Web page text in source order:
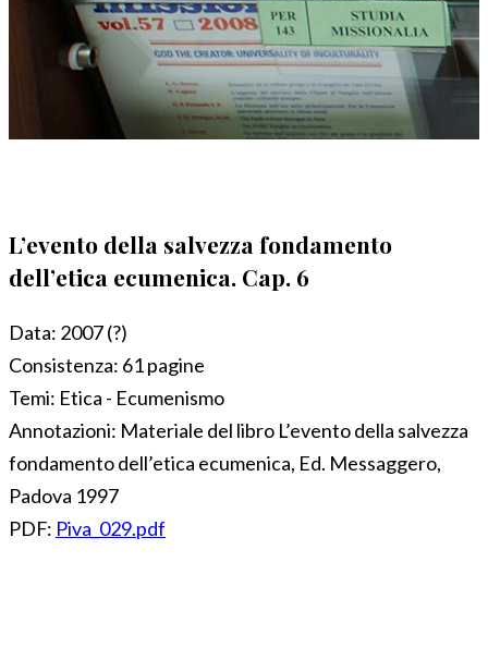
L’evento della salvezza fondamento
dell’etica ecumenica. Cap. 6
Data: 2007 (?)
Consistenza: 61 pagine
Temi: Etica - Ecumenismo
Annotazioni: Materiale del libro L’evento della salvezza
fondamento dell’etica ecumenica, Ed. Messaggero,
Padova 1997
PDF: Piva_029.pdf